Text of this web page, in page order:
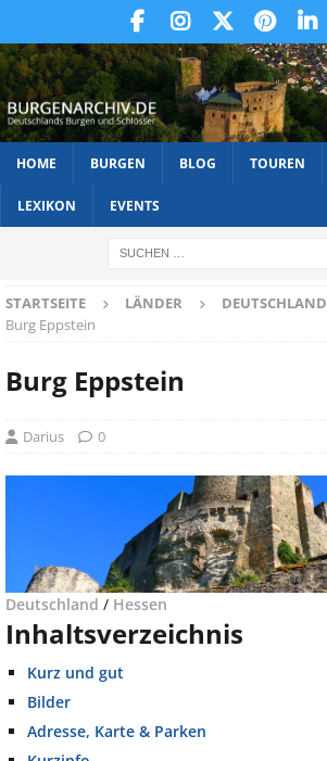
HOME BURGEN BLOG TOUREN
LEXIKON EVENTS
STARTSEITE LÄNDER DEUTSCHLAND
Burg Eppstein
Burg Eppstein
Darius 0
Deutschland / Hessen
Inhaltsverzeichnis
Kurz und gut
Bilder
Adresse, Karte & Parken